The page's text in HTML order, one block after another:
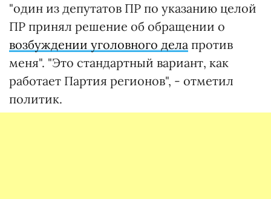
"один из депутатов ПР по указанию целой
ПР принял решение об обращении о
возбуждении уголовного дела против
меня". "Это стандартный вариант, как
работает Партия регионов", - отметил
политик.